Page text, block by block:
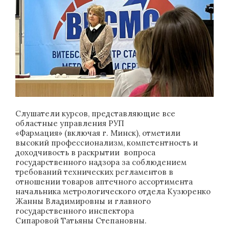
Слушатели курсов, представляющие все
областные управления РУП
«Фармация» (включая г. Минск), отметили
высокий профессионализм, компетентность и
доходчивость в раскрытии вопроса
государственного надзора за соблюдением
требований технических регламентов в
отношении товаров аптечного ассортимента
начальника метрологического отдела Кузюренко
Жанны Владимировны и главного
государственного инспектора
Сипаровой Татьяны Степановны.